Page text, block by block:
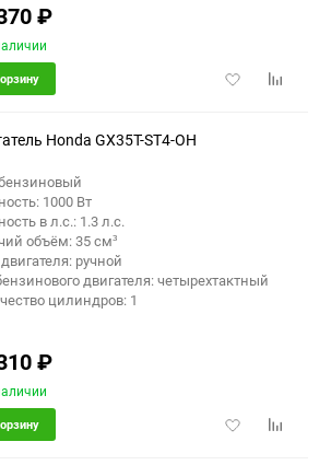
₽
Добавить
Honda GX35T-ST4-OH
1000 Вт
в л.с.: 1.3 л.с.
объём: 35 см³
ручной
двигателя: четырехтактный
цилиндров: 1
₽
Добавить